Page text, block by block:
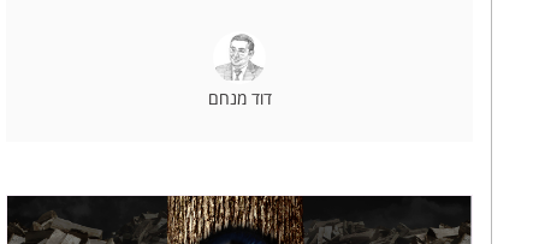
דוד מנחם